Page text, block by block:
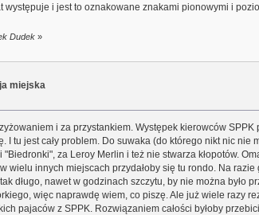
i jest to oznakowane znakami pionowymi i
Dudek»
miejska
i za przystankiem. Występek kierowców
I tu jest cały problem. Do suwaka (do którego nikt nic
za Leroy Merlin i też nie stwarza kłopotów.
wielu innych miejscach przydałoby się tu rondo. Na
długo, nawet w godzinach szczytu, by nie można było
więc naprawdę wiem, co piszę. Ale już wiele razy
pajaców z SPPK. Rozwiązaniem całości byłoby